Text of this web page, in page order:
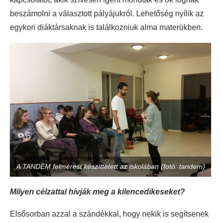
beszámolni a választott pályájukról. Lehetőség nyílik az
egykori diáktársaknak is találkozniuk alma materükben.
A TANDEM felmérést készíttetett az iskolában (fotó: tandem)
Milyen célzattal hívják meg a kilencedikeseket?
Elsősorban azzal a szándékkal, hogy nekik is segítsenek